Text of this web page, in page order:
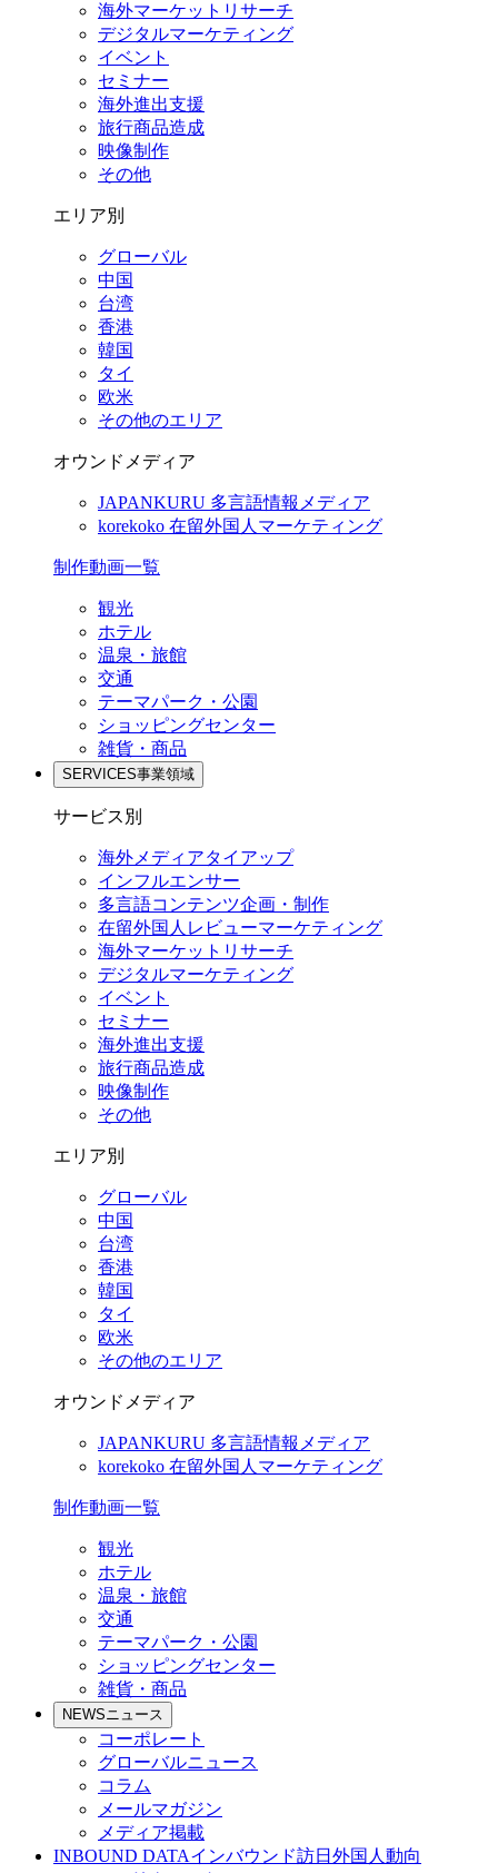
海外マーケットリサーチ
デジタルマーケティング
イベント
セミナー
海外進出支援
旅行商品造成
映像制作
その他
エリア別
グローバル
中国
台湾
香港
韓国
タイ
欧米
その他のエリア
オウンドメディア
JAPANKURU 多言語情報メディア
korekoko 在留外国人マーケティング
制作動画一覧
観光
ホテル
温泉・旅館
交通
テーマパーク・公園
ショッピングセンター
雑貨・商品
SERVICES事業領域
サービス別
海外メディアタイアップ
インフルエンサー
多言語コンテンツ企画・制作
在留外国⼈レビューマーケティング
海外マーケットリサーチ
デジタルマーケティング
イベント
セミナー
海外進出支援
旅行商品造成
映像制作
その他
エリア別
グローバル
中国
台湾
香港
韓国
タイ
欧米
その他のエリア
オウンドメディア
JAPANKURU 多言語情報メディア
korekoko 在留外国人マーケティング
制作動画一覧
観光
ホテル
温泉・旅館
交通
テーマパーク・公園
ショッピングセンター
雑貨・商品
NEWSニュース
コーポレート
グローバルニュース
コラム
メールマガジン
メディア掲載
INBOUND DATAインバウンド訪日外国人動向